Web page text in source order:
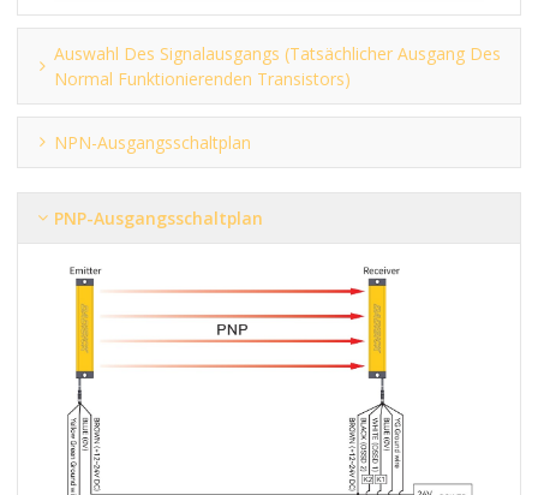
Auswahl Des Signalausgangs (tatsächlicher Ausgang Des
Normal Funktionierenden Transistors)
NPN-Ausgangsschaltplan
PNP-Ausgangsschaltplan